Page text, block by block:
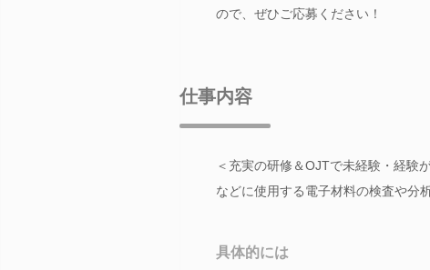
ので、ぜひご応募ください！
仕事内容
＜充実の研修＆OJTで未経験・経験
などに使用する電子材料の検査や分
具体的には